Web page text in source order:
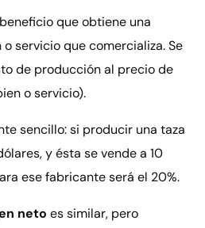
que obtiene una
servicio que comercializa. Se
de producción al precio de
o servicio).
sencillo: si producir una taza
y ésta se vende a 10
ese fabricante será el 20%.
neto es similar, pero